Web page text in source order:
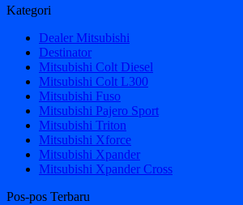
Kategori
Dealer Mitsubishi
Destinator
Mitsubishi Colt Diesel
Mitsubishi Colt L300
Mitsubishi Fuso
Mitsubishi Pajero Sport
Mitsubishi Triton
Mitsubishi Xforce
Mitsubishi Xpander
Mitsubishi Xpander Cross
Pos-pos Terbaru